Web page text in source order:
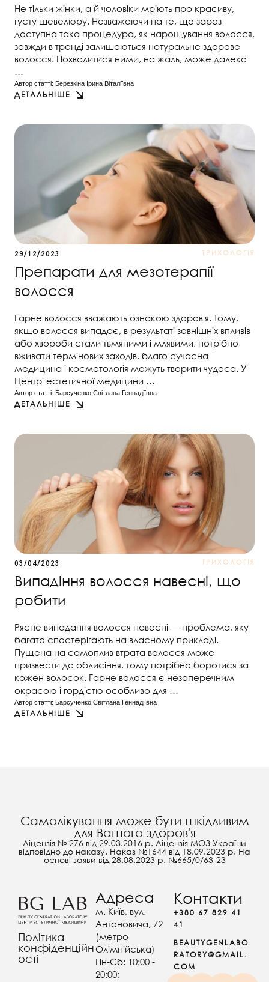
Не тільки жінки, а й чоловіки мріють про красиву,
густу шевелюру. Незважаючи на те, що зараз
доступна така процедура, як нарощування волосся,
завжди в тренді залишаються натуральне здорове
волосся. Похвалитися ними, на жаль, може далеко
…
Автор статті: Березкіна Ірина Віталіївна
ДЕТАЛЬНІШЕ
29/12/2023 ТРИХОЛОГІЯ
Препарати для мезотерапії
волосся
Гарне волосся вважають ознакою здоров'я. Тому,
якщо волосся випадає, в результаті зовнішніх впливів
або хвороби стали тьмяними і млявими, потрібно
вживати термінових заходів, благо сучасна
медицина і косметологія можуть творити чудеса. У
Центрі естетичної медицини …
Автор статті: Барсученко Світлана Геннадіївна
ДЕТАЛЬНІШЕ
03/04/2023 ТРИХОЛОГІЯ
Випадіння волосся навесні, що
робити
Рясне випадання волосся навесні — проблема, яку
багато спостерігають на власному прикладі.
Пущена на самоплив втрата волосся може
призвести до облисіння, тому потрібно боротися за
кожен волосок. Гарне волосся є незаперечним
окрасою і гордістю особливо для …
Автор статті: Барсученко Світлана Геннадіївна
ДЕТАЛЬНІШЕ
Самолікування може бути шкідливим
для Вашого здоров'я
Ліцензія № 276 від 29.03.2016 р. Ліцензія МОЗ України
відповідно до наказу. Наказ №1644 від 18.09.2023 р. На
основі заяви від 28.08.2023 р. №665/0/63-23
Політика
конфіденційн
ості
Адреса
м. Київ, вул.
Антоновича, 72
(метро
Олімпійська)
Пн-Сб: 10:00 -
20:00;
Контакти
+380 67 829 41
41
BEAUTYGENLABO
RATORY@GMAIL.
COM